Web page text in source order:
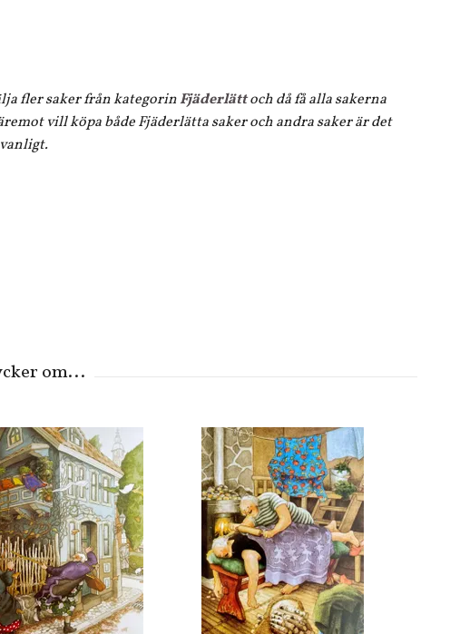
fler saker från kategorinFjäderlättoch då få alla sakerna
vill köpa både Fjäderlätta saker och andra saker är det